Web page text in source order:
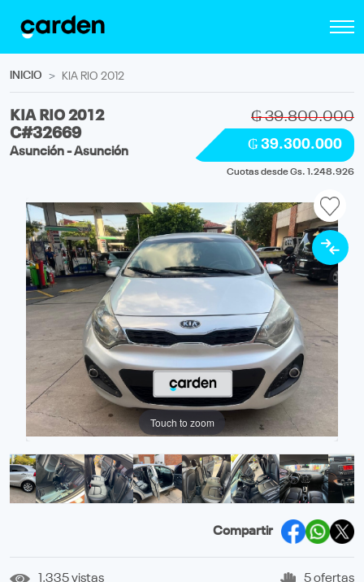
INICIO KIA RIO 2012
KIA RIO 2012
C#32669
Asunción - Asunción
₲ 39.800.000
₲ 39.300.000
Cuotas desde Gs. 1.248.926
Touch to zoom
Compartir
1.335 vistas 5 ofertas